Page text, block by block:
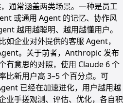
通常涵盖两类场景。一种是员工
或通用 Agent 的记忆、协作风
越用越聪明、越用越懂用户。
如企业对外提供的客服 Agent，
。关于前者，Anthropic 发布
有意思的对照，使用 Claude 6 个
比新用户高 3–5 个百分点。可
已经在加速进化，用户越用越
业手搓观测、评估、优化，各自积